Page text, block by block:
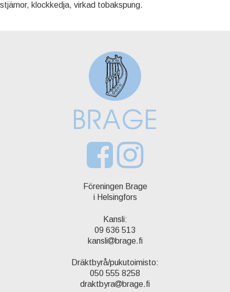
stjärnor, klockkedja, virkad tobakspung.
Föreningen Brage
i Helsingfors
Kansli:
09 636 513
kansli
brage.fi
Dräktbyrå/pukutoimisto:
050 555 8258
draktbyra
brage.fi